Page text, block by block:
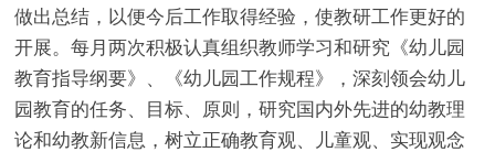
做出总结，以便今后工作取得经验，使教研工作更好的
开展。每月两次积极认真组织教师学习和研究《幼儿园
教育指导纲要》、《幼儿园工作规程》，深刻领会幼儿
园教育的任务、目标、原则，研究国内外先进的幼教理
论和幼教新信息，树立正确教育观、儿童观、实现观念